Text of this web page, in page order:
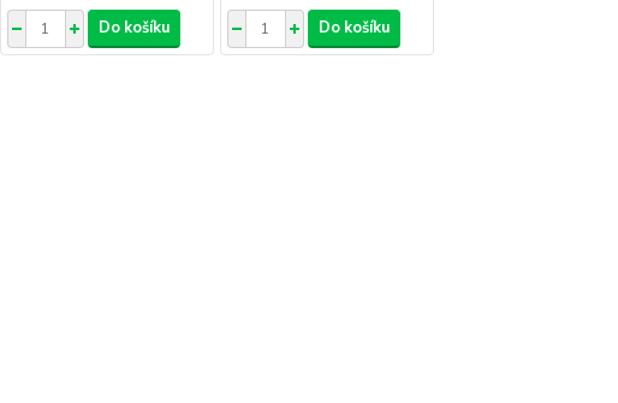
Do košíku Do košíku